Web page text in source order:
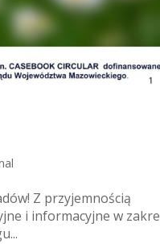
Z przyjemnością
i informacyjne w